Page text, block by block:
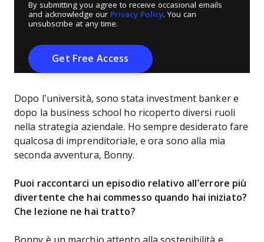
By submitting you agree to receive occasional emails
and acknowledge our Privacy Policy. You can
unsubscribe at any time.
Dopo l’università, sono stata investment banker e
dopo la business school ho ricoperto diversi ruoli
nella strategia aziendale. Ho sempre desiderato fare
qualcosa di imprenditoriale, e ora sono alla mia
seconda avventura, Bonny.
Puoi raccontarci un episodio relativo all’errore più
divertente che hai commesso quando hai iniziato?
Che lezione ne hai tratto?
Bonny è un marchio attento alla sostenibilità e